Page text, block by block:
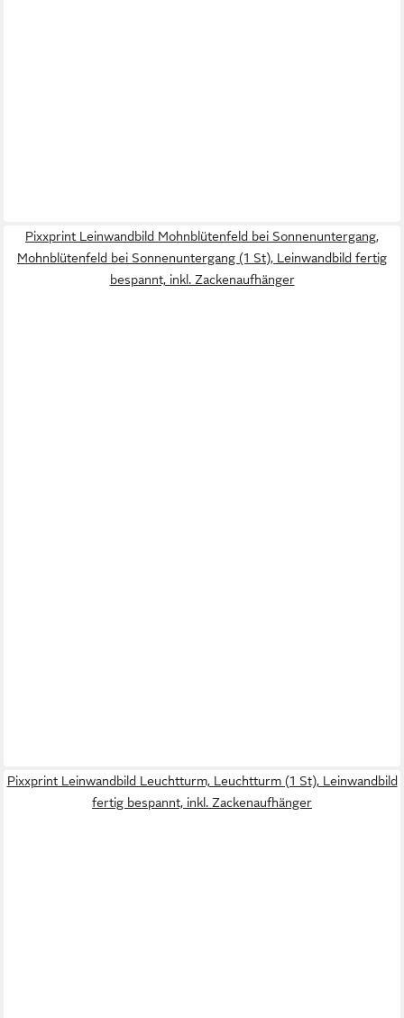
Pixxprint Leinwandbild Mohnblütenfeld bei Sonnenuntergang,
Mohnblütenfeld bei Sonnenuntergang (1 St), Leinwandbild fertig
bespannt, inkl. Zackenaufhänger
Pixxprint Leinwandbild Leuchtturm, Leuchtturm (1 St), Leinwandbild
fertig bespannt, inkl. Zackenaufhänger